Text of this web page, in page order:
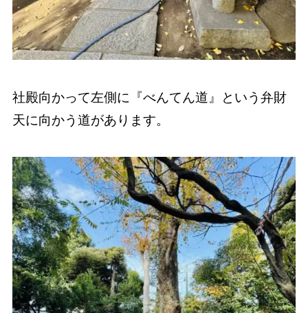
社殿向かって左側に『べんてん道』という弁財
天に向かう道があります。